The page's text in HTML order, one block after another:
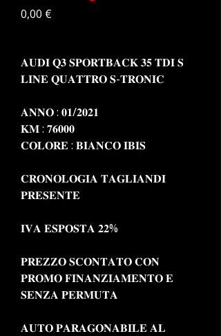
0,00 €Prezzo
𝐀𝐔𝐃𝐈 𝐐𝟑 𝐒𝐏𝐎𝐑𝐓𝐁𝐀𝐂𝐊 𝟑𝟓 𝐓𝐃𝐈 𝐒
𝐋𝐈𝐍𝐄 𝐐𝐔𝐀𝐓𝐓𝐑𝐎 𝐒-𝐓𝐑𝐎𝐍𝐈𝐂
𝐀𝐍𝐍𝐎 : 𝟎𝟏/𝟐𝟎𝟐𝟏
𝐊𝐌 : 𝟕𝟔𝟎𝟎𝟎
𝐂𝐎𝐋𝐎𝐑𝐄 : 𝐁𝐈𝐀𝐍𝐂𝐎 𝐈𝐁𝐈𝐒
𝐂𝐑𝐎𝐍𝐎𝐋𝐎𝐆𝐈𝐀 𝐓𝐀𝐆𝐋𝐈𝐀𝐍𝐃𝐈
𝐏𝐑𝐄𝐒𝐄𝐍𝐓𝐄
𝐈𝐕𝐀 𝐄𝐒𝐏𝐎𝐒𝐓𝐀 𝟐𝟐%
𝐏𝐑𝐄𝐙𝐙𝐎 𝐒𝐂𝐎𝐍𝐓𝐀𝐓𝐎 𝐂𝐎𝐍
𝐏𝐑𝐎𝐌𝐎 𝐅𝐈𝐍𝐀𝐍𝐙𝐈𝐀𝐌𝐄𝐍𝐓𝐎 𝐄
𝐒𝐄𝐍𝐙𝐀 𝐏𝐄𝐑𝐌𝐔𝐓𝐀
𝐀𝐔𝐓𝐎 𝐏𝐀𝐑𝐀𝐆𝐎𝐍𝐀𝐁𝐈𝐋𝐄 𝐀𝐋